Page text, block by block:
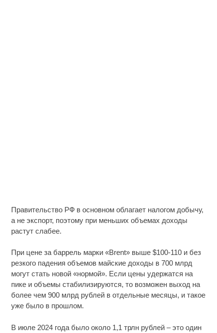
Правительство РФ в основном облагает налогом добычу,
а не экспорт, поэтому при меньших объемах доходы
растут слабее.
При цене за баррель марки «Brent» выше $100-110 и без
резкого падения объемов майские доходы в 700 млрд
могут стать новой «нормой». Если цены удержатся на
пике и объемы стабилизируются, то возможен выход на
более чем 900 млрд рублей в отдельные месяцы, и такое
уже было в прошлом.
В июле 2024 года было около 1,1 трлн рублей – это один